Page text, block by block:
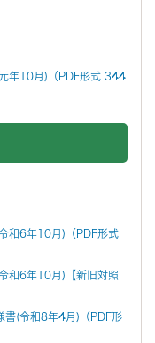
年10月)（PDF形式 344
和6年10月)（PDF形式
和6年10月)【新旧対照
書(令和8年4月)（PDF形